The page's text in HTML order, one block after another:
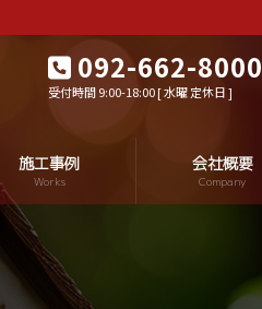
092-662-8000
受付時間 9:00-18:00 [ 水曜 定休日 ]
施工事例
Works
会社概要
Company